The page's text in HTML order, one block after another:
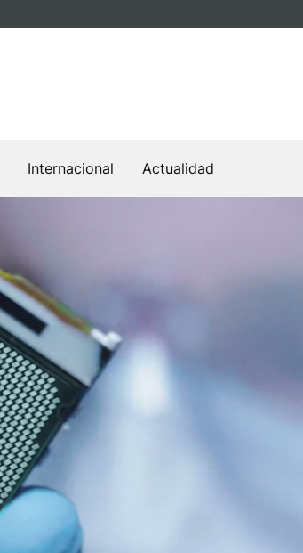
Internacional Actualidad